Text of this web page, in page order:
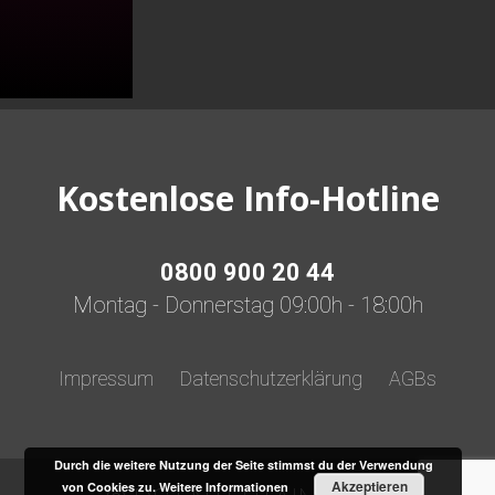
Kostenlose Info-Hotline
0800 900 20 44
Montag - Donnerstag 09:00h - 18:00h
Impressum Datenschutzerklärung AGBs
Durch die weitere Nutzung der Seite stimmst du der Verwendung
von Cookies zu.Weitere Informationen Akzeptieren